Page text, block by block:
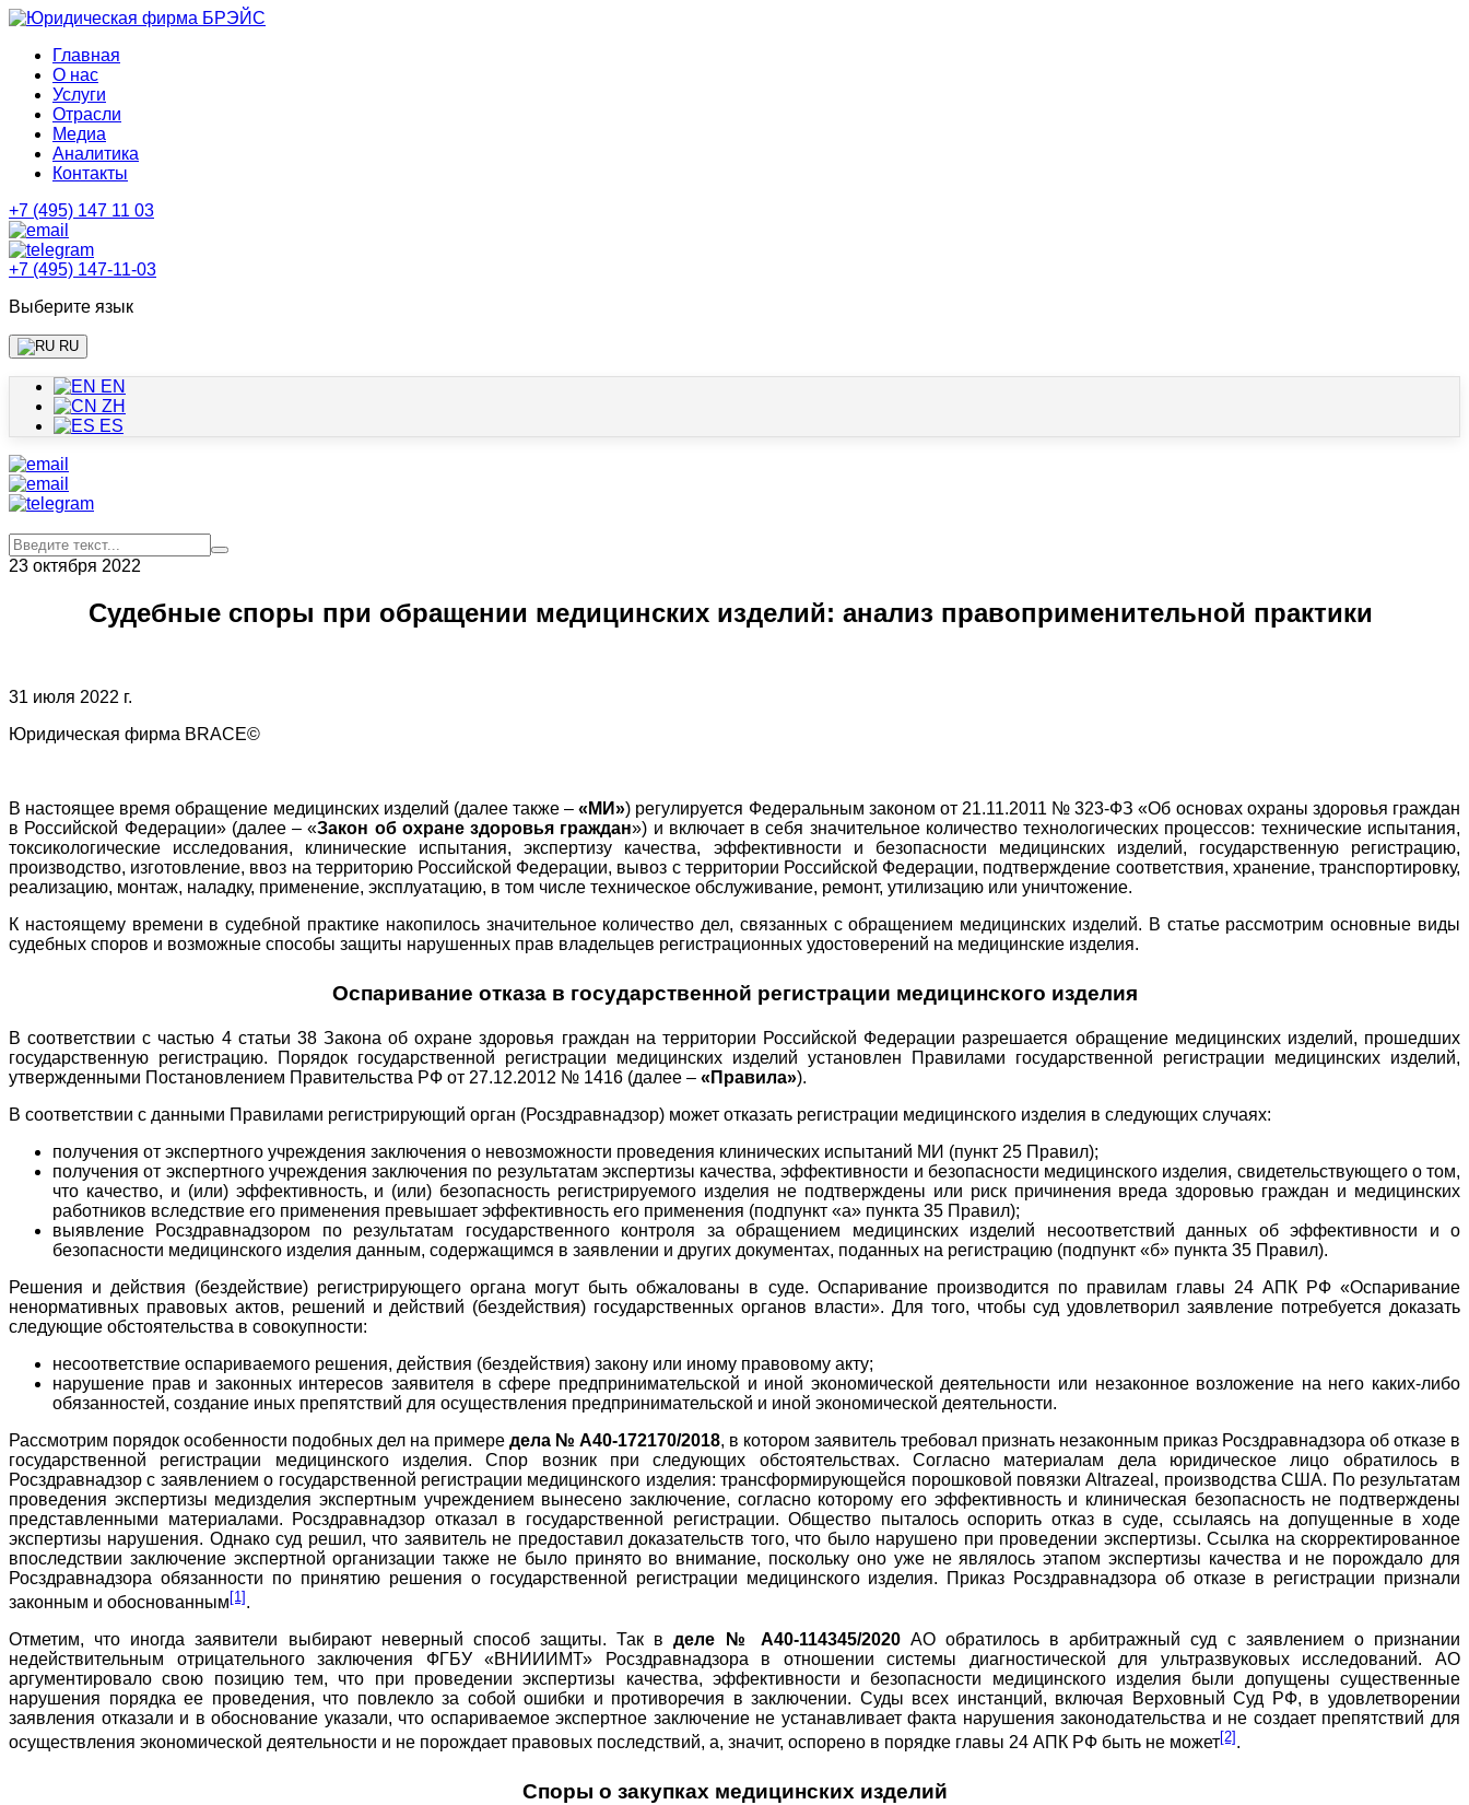
Главная
О нас
Услуги
Отрасли
Медиа
Аналитика
Контакты
+7 (495) 147 11 03
+7 (495) 147-11-03
Выберите язык
RU
EN
ZH
ES
23 октября 2022
Судебные споры при обращении медицинских изделий: анализ правоприменительной практики
31 июля 2022 г.
Юридическая фирма BRACE©
В настоящее время обращение медицинских изделий (далее также –«МИ») регулируется Федеральным законом от 21.11.2011 № 323-ФЗ «Об основах охраны здоровья граждан
в Российской Федерации» (далее – «Закон об охране здоровья граждан») и включает в себя значительное количество технологических процессов: технические испытания,
токсикологические исследования, клинические испытания, экспертизу качества, эффективности и безопасности медицинских изделий, государственную регистрацию,
производство, изготовление, ввоз на территорию Российской Федерации, вывоз с территории Российской Федерации, подтверждение соответствия, хранение, транспортировку,
реализацию, монтаж, наладку, применение, эксплуатацию, в том числе техническое обслуживание, ремонт, утилизацию или уничтожение.
К настоящему времени в судебной практике накопилось значительное количество дел, связанных с обращением медицинских изделий. В статье рассмотрим основные виды
судебных споров и возможные способы защиты нарушенных прав владельцев регистрационных удостоверений на медицинские изделия.
Оспаривание отказа в государственной регистрации медицинского изделия
В соответствии с частью 4 статьи 38 Закона об охране здоровья граждан на территории Российской Федерации разрешается обращение медицинских изделий, прошедших
государственную регистрацию. Порядок государственной регистрации медицинских изделий установлен Правилами государственной регистрации медицинских изделий,
утвержденными Постановлением Правительства РФ от 27.12.2012 № 1416 (далее – «Правила»).
В соответствии с данными Правилами регистрирующий орган (Росздравнадзор) может отказать регистрации медицинского изделия в следующих случаях:
получения от экспертного учреждения заключения о невозможности проведения клинических испытаний МИ (пункт 25 Правил);
получения от экспертного учреждения заключения по результатам экспертизы качества, эффективности и безопасности медицинского изделия, свидетельствующего о том,
что качество, и (или) эффективность, и (или) безопасность регистрируемого изделия не подтверждены или риск причинения вреда здоровью граждан и медицинских
работников вследствие его применения превышает эффективность его применения (подпункт «а» пункта 35 Правил);
выявление Росздравнадзором по результатам государственного контроля за обращением медицинских изделий несоответствий данных об эффективности и о
безопасности медицинского изделия данным, содержащимся в заявлении и других документах, поданных на регистрацию (подпункт «б» пункта 35 Правил).
Решения и действия (бездействие) регистрирующего органа могут быть обжалованы в суде. Оспаривание производится по правилам главы 24 АПК РФ «Оспаривание
ненормативных правовых актов, решений и действий (бездействия) государственных органов власти». Для того, чтобы суд удовлетворил заявление потребуется доказать
следующие обстоятельства в совокупности:
несоответствие оспариваемого решения, действия (бездействия) закону или иному правовому акту;
нарушение прав и законных интересов заявителя в сфере предпринимательской и иной экономической деятельности или незаконное возложение на него каких-либо
обязанностей, создание иных препятствий для осуществления предпринимательской и иной экономической деятельности.
Рассмотрим порядок особенности подобных дел на примере дела № А40-172170/2018, в котором заявитель требовал признать незаконным приказ Росздравнадзора об отказе в
государственной регистрации медицинского изделия. Спор возник при следующих обстоятельствах. Согласно материалам дела юридическое лицо обратилось в
Росздравнадзор с заявлением о государственной регистрации медицинского изделия: трансформирующейся порошковой повязки Altrazeal, производства США. По результатам
проведения экспертизы медизделия экспертным учреждением вынесено заключение, согласно которому его эффективность и клиническая безопасность не подтверждены
представленными материалами. Росздравнадзор отказал в государственной регистрации. Общество пыталось оспорить отказ в суде, ссылаясь на допущенные в ходе
экспертизы нарушения. Однако суд решил, что заявитель не предоставил доказательств того, что было нарушено при проведении экспертизы. Ссылка на скорректированное
впоследствии заключение экспертной организации также не было принято во внимание, поскольку оно уже не являлось этапом экспертизы качества и не порождало для
Росздравнадзора обязанности по принятию решения о государственной регистрации медицинского изделия. Приказ Росздравнадзора об отказе в регистрации признали
законным и обоснованным[1].
Отметим, что иногда заявители выбирают неверный способ защиты. Так вделе № А40-114345/2020АО обратилось в арбитражный суд с заявлением о признании
недействительным отрицательного заключения ФГБУ «ВНИИИМТ» Росздравнадзора в отношении системы диагностической для ультразвуковых исследований. АО
аргументировало свою позицию тем, что при проведении экспертизы качества, эффективности и безопасности медицинского изделия были допущены существенные
нарушения порядка ее проведения, что повлекло за собой ошибки и противоречия в заключении. Суды всех инстанций, включая Верховный Суд РФ, в удовлетворении
заявления отказали и в обоснование указали, что оспариваемое экспертное заключение не устанавливает факта нарушения законодательства и не создает препятствий для
осуществления экономической деятельности и не порождает правовых последствий, а, значит, оспорено в порядке главы 24 АПК РФ быть не может[2] .
Споры о закупках медицинских изделий